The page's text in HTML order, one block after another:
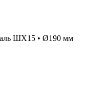
ШХ15 • Ø190 мм